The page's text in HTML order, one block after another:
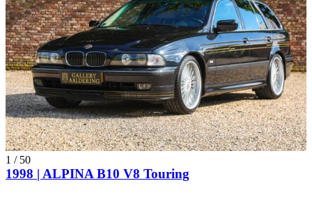
1 / 50
1998 | ALPINA B10 V8 Touring